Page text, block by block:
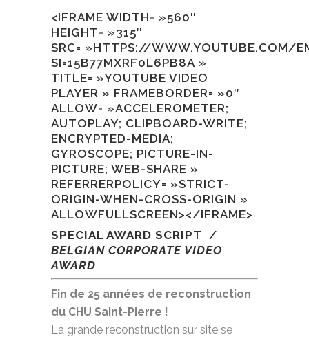
<IFRAME WIDTH= »560″
HEIGHT= »315″
SRC= »HTTPS://WWW.YOUTUBE.COM/
SI=15B77MXRF0L6PB8A »
TITLE= »YOUTUBE VIDEO
PLAYER » FRAMEBORDER= »0″
ALLOW= »ACCELEROMETER;
AUTOPLAY; CLIPBOARD-WRITE;
ENCRYPTED-MEDIA;
GYROSCOPE; PICTURE-IN-
PICTURE; WEB-SHARE »
REFERRERPOLICY= »STRICT-
ORIGIN-WHEN-CROSS-ORIGIN »
ALLOWFULLSCREEN></IFRAME>
SPECIAL AWARD SCRIPT /
BELGIAN CORPORATE VIDEO
AWARD
Fin de 25 années de reconstruction
du CHU Saint-Pierre !
La grande reconstruction sur site se